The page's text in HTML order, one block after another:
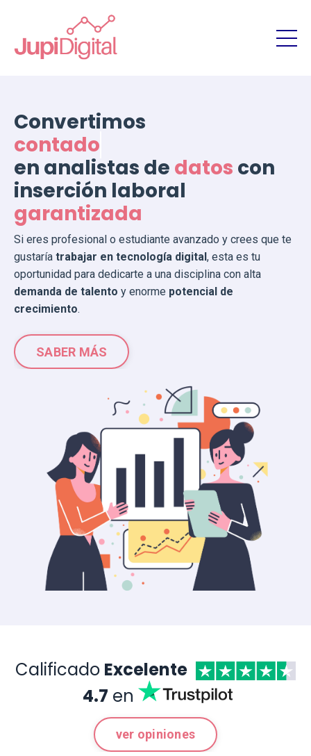
Convertimos
contadores
en analistas de datos con
inserción laboral
garantizada
Si eres profesional o estudiante avanzado y crees que te
gustaría trabajar en tecnología digital, esta es tu
oportunidad para dedicarte a una disciplina con alta
demanda de talento y enorme potencial de
crecimiento.
SABER MÁS
Calificado Excelente
4.7 en
ver opiniones